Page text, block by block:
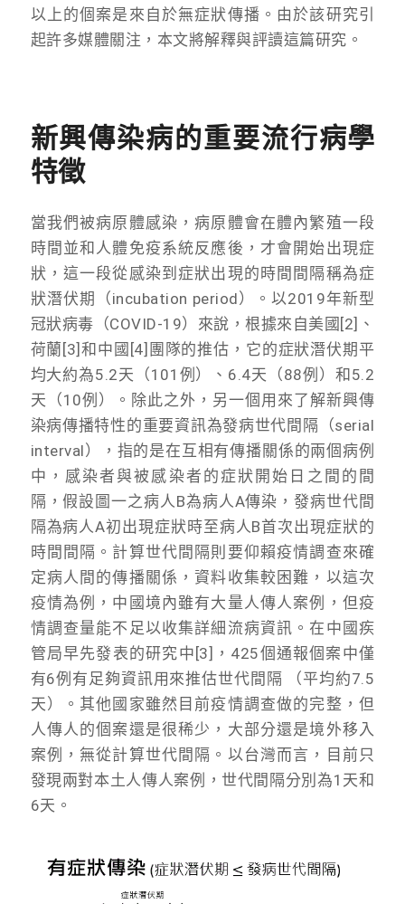
以上的個案是來自於無症狀傳播。由於該研究引
起許多媒體關注，本文將解釋與評讀這篇研究。
新興傳染病的重要流行病學
特徵
當我們被病原體感染，病原體會在體內繁殖一段
時間並和人體免疫系統反應後，才會開始出現症
狀，這一段從感染到症狀出現的時間間隔稱為症
狀潛伏期（incubation period）。以2019年新型
冠狀病毒（COVID-19）來說，根據來自美國[2]、
荷蘭[3]和中國[4]團隊的推估，它的症狀潛伏期平
均大約為5.2天（101例）、6.4天（88例）和5.2
天（10例）。除此之外，另一個用來了解新興傳
染病傳播特性的重要資訊為發病世代間隔（serial
interval），指的是在互相有傳播關係的兩個病例
中，感染者與被感染者的症狀開始日之間的間
隔，假設圖一之病人B為病人A傳染，發病世代間
隔為病人A初出現症狀時至病人B首次出現症狀的
時間間隔。計算世代間隔則要仰賴疫情調查來確
定病人間的傳播關係，資料收集較困難，以這次
疫情為例，中國境內雖有大量人傳人案例，但疫
情調查量能不足以收集詳細流病資訊。在中國疾
管局早先發表的研究中[3]，425個通報個案中僅
有6例有足夠資訊用來推估世代間隔 （平均約7.5
天）。其他國家雖然目前疫情調查做的完整，但
人傳人的個案還是很稀少，大部分還是境外移入
案例，無從計算世代間隔。以台灣而言，目前只
發現兩對本土人傳人案例，世代間隔分別為1天和
6天。